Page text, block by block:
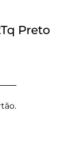
Preto